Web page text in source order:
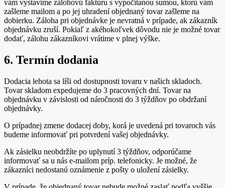
vám vystavíme zálohovú faktúru s vypočítanou sumou, ktorú vám
zašleme mailom a po jej uhradení objednaný tovar zašleme na
dobierku. Záloha pri objednávke je nevratná v prípade, ak zákazník
objednávku zruší. Pokiaľ z akéhokoľvek dôvodu nie je možné tovar
dodať, zálohu zákazníkovi vrátime v plnej výške.
6. Termín dodania
Dodacia lehota sa líši od dostupnosti tovaru v našich skladoch.
Tovar skladom expedujeme do 3 pracovných dní. Tovar na
objednávku v závislosti od náročnosti do 3 týždňov po obdržaní
objednávky.
O prípadnej zmene dodacej doby, korá je uvedená pri tovaroch vás
budeme informovať pri potvrdení vašej objednávky.
Ak zásielku neobdržíte po uplynutí 3 týždňov, odporúčame
informovať sa u nás e-mailom príp. telefonicky. Je možné, že
zákazníci nedostanú oznámenie z pošty o uložení zásielky.